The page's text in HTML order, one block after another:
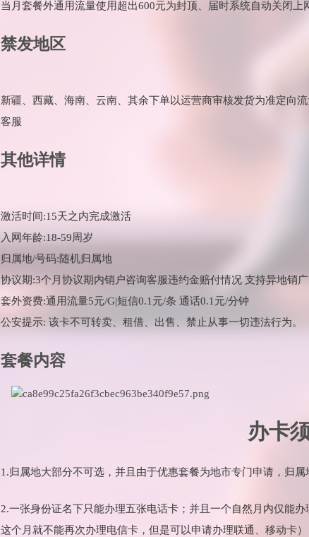
当月套餐外通用流量使用超出600元为封顶、届时系统自动关闭上
禁发地区
新疆、西藏、海南、云南、其余下单以运营商审核发货为准定向
客服
其他详情
激活时间:15天之内完成激活
入网年龄:18-59周岁
归属地/号码:随机归属地
协议期:3个月协议期内销户咨询客服违约金赔付情况 支持异地销广
套外资费:通用流量5元/G|短信0.1元/条 通话0.1元/分钟
公安提示: 该卡不可转卖、租借、出售、禁止从事一切违法行为。
套餐内容
办卡
1.归属地大部分不可选，并且由于优惠套餐为地市专门申请，归
2.一张身份证名下只能办理五张电话卡；并且一个自然月内仅能
这个月就不能再次办理电信卡，但是可以申请办理联通、移动卡）